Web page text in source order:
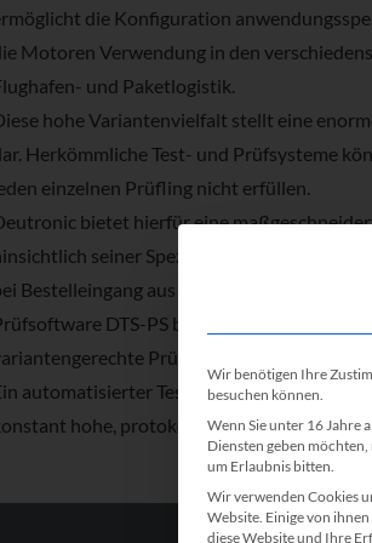
die Konfiguration
Motoren Verwendung in den
und Paketlogistik.
hohe Variantenvielfalt stellt eine
Herkömmliche Test- und Prüfsysteme
einzelnen Prüfling nicht erfüllen.
bietet hierfür eine
seiner Spezifikation individuell
Bestelleingang aus dem SAP
ERP
DTS-PS berechnet daraufhin
Prüfung.
automatisierter Test- und Prüfprozess
hohe, protokollierte
Wir benötigen Ihre
besuchen können.
Wenn Sie unter 16 Jahre
Diensten geben
um Erlaubnis bitten.
Wir verwenden Cookies
Website. Einige von
diese Website und Ihre